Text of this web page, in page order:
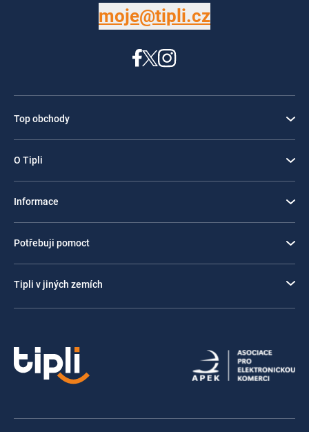
moje@tipli.cz
Top obchody
O Tipli
Informace
Potřebuji pomoct
Tipli v jiných zemích